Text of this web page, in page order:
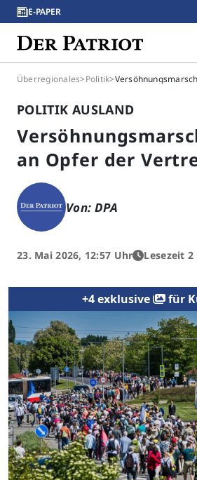
E-PAPER
Überregionales>Politik>
POLITIK AUSLAND
an Opfer der
Von: DPA
23. Mai 2026, 12:57 Uhr Lesezeit 2
+4 exklusive für
Previous